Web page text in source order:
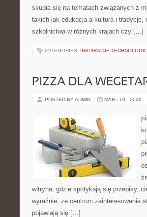
skupia się na tematach związanych z
takich jak edukacja a kultura i tradycje,
szkolnictwa w różnych krajach czy […]
CATEGORIES: INSPIRACJE
PIZZA DLA
POSTED BY ADMIN MAR - 10 - 2026
witryna, gdzie spotykają się przepisy,
wyraźnie, że centrum zainteresowania
pojawiają się […]